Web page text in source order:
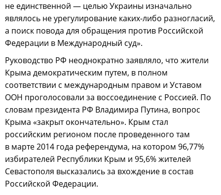
не единственной — целью Украины изначально
являлось не урегулирование каких-либо разногласий,
а поиск повода для обращения против Российской
Федерации в Международный суд».
Руководство РФ неоднократно заявляло, что жители
Крыма демократическим путем, в полном
соответствии с международным правом и Уставом
ООН проголосовали за воссоединение с Россией. По
словам президента РФ Владимира Путина, вопрос
Крыма «закрыт окончательно». Крым стал
российским регионом после проведенного там
в марте 2014 года референдума, на котором 96,77%
избирателей Республики Крым и 95,6% жителей
Севастополя высказались за вхождение в состав
Российской Федерации.